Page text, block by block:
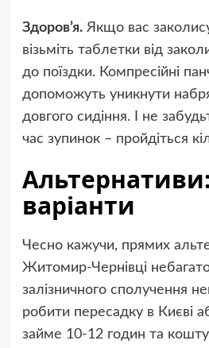
Здоров’я.Якщо вас
візьміть таблетки від
до поїздки. Компресійні
допоможуть уникнути
довгого сидіння. І не
час зупинок – пройдіться
варіанти
Чесно кажучи, прямих
Житомир-Чернівці
залізничного сполучення
робити пересадку в Києві
займе 10-12 годин та